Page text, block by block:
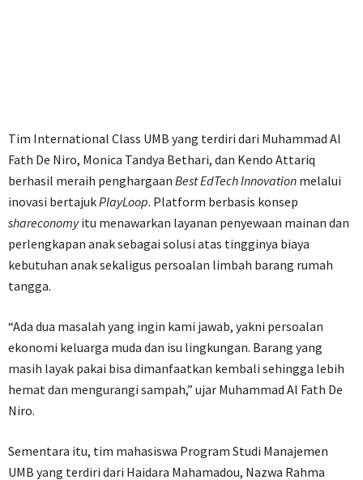
Tim International Class UMB yang terdiri dari Muhammad Al
Fath De Niro, Monica Tandya Bethari, dan Kendo Attariq
berhasil meraih penghargaan Best EdTech Innovation melalui
inovasi bertajukPlayLoop. Platform berbasis konsep
shareconomyitu menawarkan layanan penyewaan mainan dan
perlengkapan anak sebagai solusi atas tingginya biaya
kebutuhan anak sekaligus persoalan limbah barang rumah
tangga.
“Ada dua masalah yang ingin kami jawab, yakni persoalan
ekonomi keluarga muda dan isu lingkungan. Barang yang
masih layak pakai bisa dimanfaatkan kembali sehingga lebih
hemat dan mengurangi sampah,” ujar Muhammad Al Fath De
Niro.
Sementara itu, tim mahasiswa Program Studi Manajemen
UMB yang terdiri dari Haidara Mahamadou, Nazwa Rahma